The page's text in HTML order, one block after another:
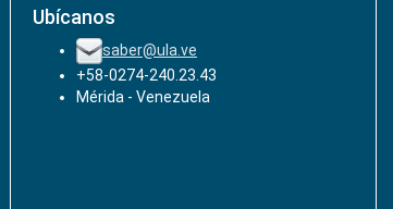
Ubícanos
saber@ula.ve
+58-0274-240.23.43
Mérida - Venezuela